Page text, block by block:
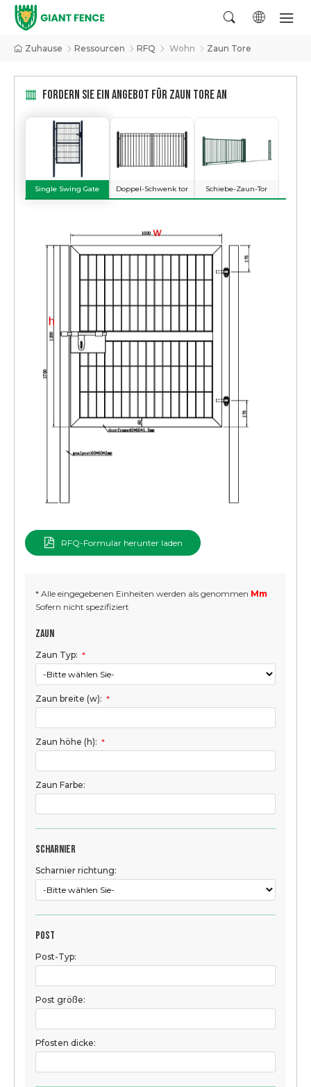
Zuhause Ressourcen RFQ Wohn Zaun Tore
FORDERN SIE EIN ANGEBOT FÜR ZAUN TORE AN
Single Swing Gate Doppel-Schwenk tor Schiebe-Zaun-Tor
RFQ-Formular herunter laden
* Alle eingegebenen Einheiten werden als genommen Mm
Sofern nicht spezifiziert
Zaun
Zaun Typ: *
Zaun breite (w): *
Zaun höhe (h): *
Zaun Farbe:
Scharnier
Scharnier richtung:
Post
Post-Typ:
Post größe:
Pfosten dicke: